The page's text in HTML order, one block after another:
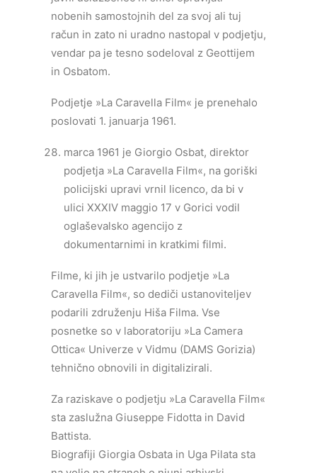
nobenih samostojnih del za svoj ali tuj
račun in zato ni uradno nastopal v podjetju,
vendar pa je tesno sodeloval z Geottijem
in Osbatom.
Podjetje »La Caravella Film« je prenehalo
poslovati 1. januarja 1961.
marca 1961 je Giorgio Osbat, direktor
podjetja »La Caravella Film«, na goriški
policijski upravi vrnil licenco, da bi v
ulici XXXIV maggio 17 v Gorici vodil
oglaševalsko agencijo z
dokumentarnimi in kratkimi filmi.
Filme, ki jih je ustvarilo podjetje »La
Caravella Film«, so dediči ustanoviteljev
podarili združenju Hiša Filma. Vse
posnetke so v laboratoriju »La Camera
Ottica« Univerze v Vidmu (DAMS Gorizia)
tehnično obnovili in digitalizirali.
Za raziskave o podjetju »La Caravella Film«
sta zaslužna Giuseppe Fidotta in David
Battista.
Biografiji Giorgia Osbata in Uga Pilata sta